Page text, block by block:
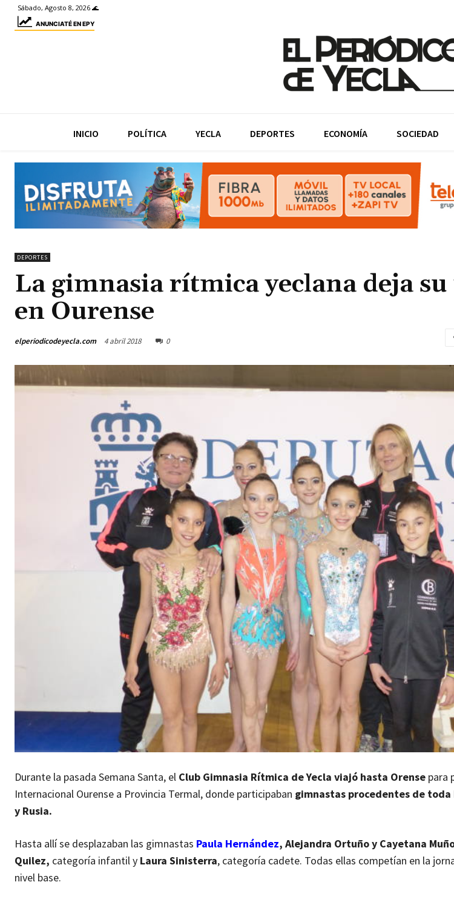
Sábado, Agosto 8, 2026 🌊
ANUNCIATÉ EN EPY
INICIO POLÍTICA YECLA DEPORTES ECONOMÍA SOCIEDAD
DEPORTES
La gimnasia rítmica yeclana deja
en Ourense
elperiodicodeyecla.com 4 abril 2018 0
Durante la pasada Semana Santa, el Club Gimnasia Rítmica de Yecla viajó hasta Orense para
Internacional Ourense a Provincia Termal, donde participaban gimnastas procedentes de
y Rusia.
Hasta allí se desplazaban las gimnastas Paula Hernández, Alejandra Ortuño y Cayetana
Quilez, categoría infantil y Laura Sinisterra, categoría cadete. Todas ellas competían en la
nivel base.